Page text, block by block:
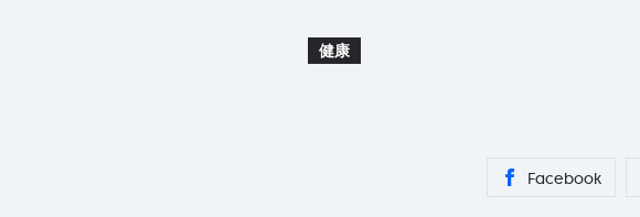
健康
Facebook